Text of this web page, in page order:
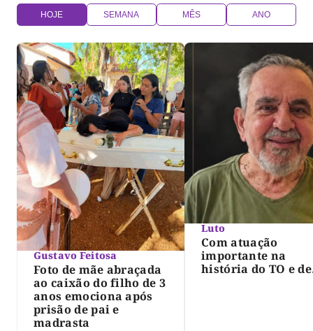
HOJE SEMANA MÊS ANO
Gustavo Feitosa
Foto de mãe abraçada
ao caixão do filho de 3
anos emociona após
prisão de pai e
madrasta
Luto
Com atuação
importante na
história do TO e de